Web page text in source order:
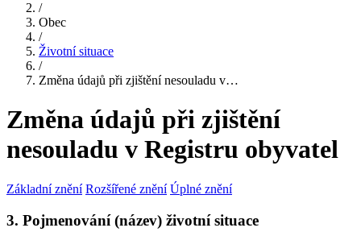
/
Obec
/
Životní situace
/
Změna údajů při zjištění nesouladu v…
Změna údajů při zjištění
nesouladu v Registru obyvatel
Základní znění Rozšířené znění Úplné znění
3. Pojmenování (název) životní situace